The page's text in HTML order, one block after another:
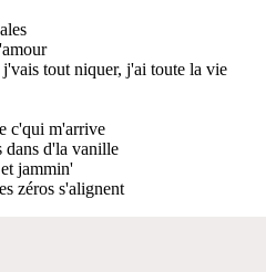
j'vais tout niquer, j'ai toute la vie
c'qui m'arrive
dans d'la vanille
jammin'
zéros s'alignent